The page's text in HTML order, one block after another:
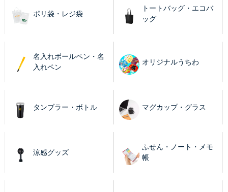
ポリ袋・レジ袋
トートバッグ・エコバ
ッグ
名入れボールペン・名
入れペン
オリジナルうちわ
タンブラー・ボトル マグカップ・グラス
涼感グッズ
ふせん・ノート・メモ
帳